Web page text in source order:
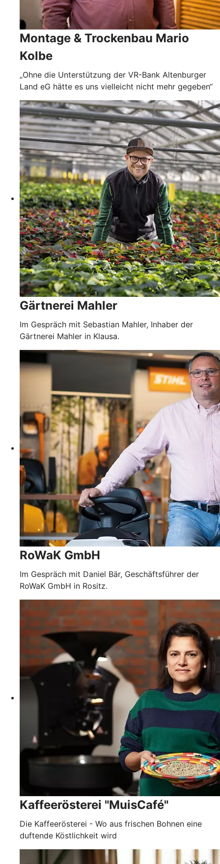
Montage & Trockenbau Mario
Kolbe
„Ohne die Unterstützung der VR-Bank Altenburger
Land eG hätte es uns vielleicht nicht mehr gegeben“
Gärtnerei Mahler
Im Gespräch mit Sebastian Mahler, Inhaber der
Gärtnerei Mahler in Klausa.
RoWaK GmbH
Im Gespräch mit Daniel Bär, Geschäftsführer der
RoWaK GmbH in Rositz.
Kaffeerösterei "MuisCafé"
Die Kaffeerösterei - Wo aus frischen Bohnen eine
duftende Köstlichkeit wird